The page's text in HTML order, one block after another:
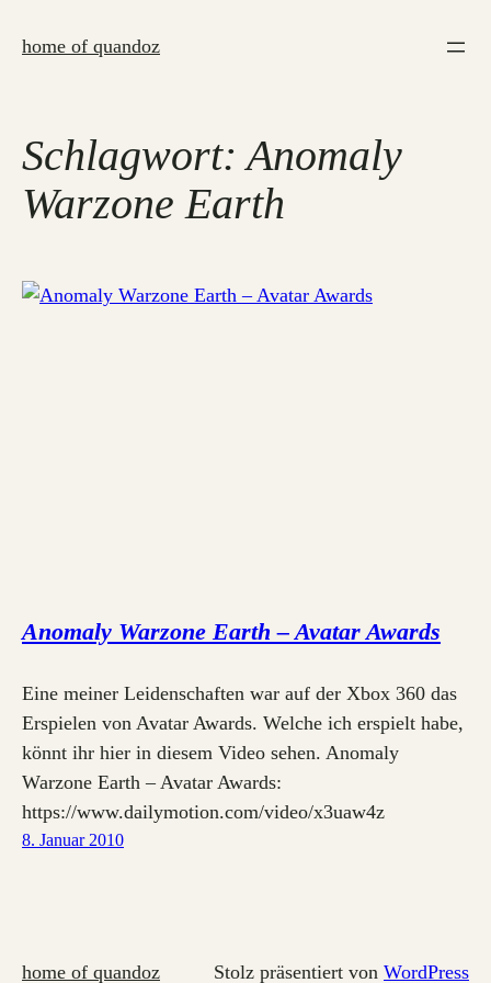
Inhalthome of quandoz
Schlagwort:Anomaly
Warzone Earth
Anomaly Warzone Earth – Avatar Awards
Eine meiner Leidenschaften war auf der Xbox 360 das
Erspielen von Avatar Awards. Welche ich erspielt habe,
könnt ihr hier in diesem Video sehen. Anomaly
Warzone Earth – Avatar Awards:
https://www.dailymotion.com/video/x3uaw4z
8. Januar 2010
home of quandoz Stolz präsentiert von WordPress